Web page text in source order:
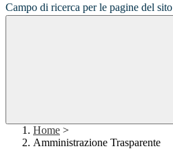
Campo di ricerca per le pagine del sito
Home >
Amministrazione Trasparente